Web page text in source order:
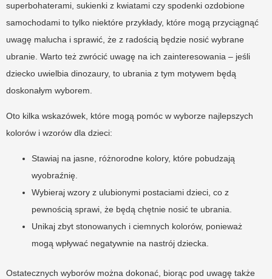
superbohaterami, sukienki z kwiatami czy spodenki ozdobione
samochodami to tylko niektóre przykłady, które mogą przyciągnąć
uwagę malucha i sprawić, że z radością będzie nosić wybrane
ubranie. Warto też zwrócić uwagę na ich zainteresowania – jeśli
dziecko uwielbia dinozaury, to ubrania z tym motywem będą
doskonałym wyborem.
Oto kilka wskazówek, które mogą pomóc w wyborze najlepszych
kolorów i wzorów dla dzieci:
Stawiaj na jasne, różnorodne kolory, które pobudzają
wyobraźnię.
Wybieraj wzory z ulubionymi postaciami dzieci, co z
pewnością sprawi, że będą chętnie nosić te ubrania.
Unikaj zbyt stonowanych i ciemnych kolorów, ponieważ
mogą wpływać negatywnie na nastrój dziecka.
Ostatecznych wyborów można dokonać, biorąc pod uwagę także